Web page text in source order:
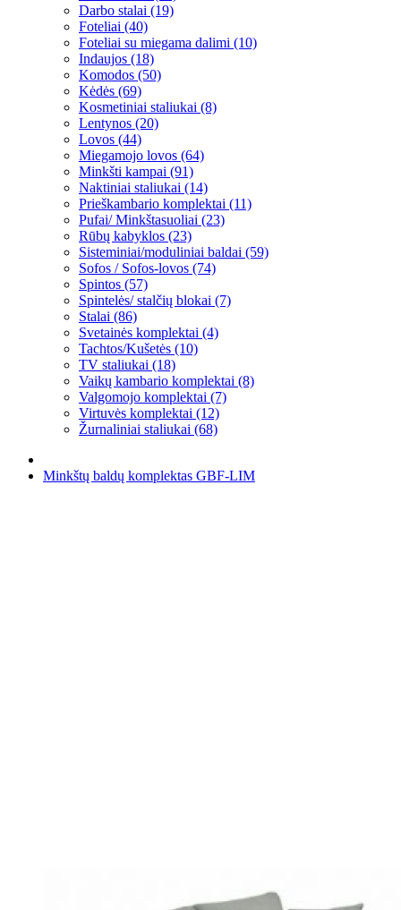
Darbo stalai (19)
Foteliai (40)
Foteliai su miegama dalimi (10)
Indaujos (18)
Komodos (50)
Kėdės (69)
Kosmetiniai staliukai (8)
Lentynos (20)
Lovos (44)
Miegamojo lovos (64)
Minkšti kampai (91)
Naktiniai staliukai (14)
Prieškambario komplektai (11)
Pufai/ Minkštasuoliai (23)
Rūbų kabyklos (23)
Sisteminiai/moduliniai baldai (59)
Sofos / Sofos-lovos (74)
Spintos (57)
Spintelės/ stalčių blokai (7)
Stalai (86)
Svetainės komplektai (4)
Tachtos/Kušetės (10)
TV staliukai (18)
Vaikų kambario komplektai (8)
Valgomojo komplektai (7)
Virtuvės komplektai (12)
Žurnaliniai staliukai (68)
Minkštų baldų komplektas GBF-LIM